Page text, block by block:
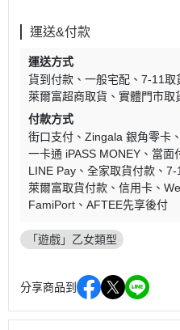
運送&付款
運送方式
貨到付款
一般宅配 7-11取
萊爾富超商取貨
實體門市取
付款方式
街口支付
Zingala 銀角零卡
一卡通 iPASS MONEY
當面
LINE Pay
全家取貨付款
7-
萊爾富取貨付款
信用卡
FamiPort
AFTEE先享後付
「遊戲」乙女類型
分享商品到